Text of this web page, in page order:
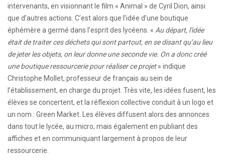
intervenants, en visionnant le film « Animal » de Cyril Dion, ainsi
que d’autres actions. C’est alors que l’idée d’une boutique
éphémère a germé dans l’esprit des lycéens. « Au départ, l'idée
était de traiter ces déchets qui sont partout, en se disant qu’au lieu
de jeter les objets, on leur donne une seconde vie. On a donc créé
une boutique ressourcerie pour réaliser ce projet» indique
Christophe Mollet, professeur de français au sein de
l’établissement, en charge du projet. Très vite, les idées fusent, les
élèves se concertent, et la réflexion collective conduit à un logo et
un nom : Green Market. Les élèves diffusent alors des annonces
dans tout le lycée, au micro, mais également en publiant des
affiches et en communiquant largement à propos de leur
ressourcerie.